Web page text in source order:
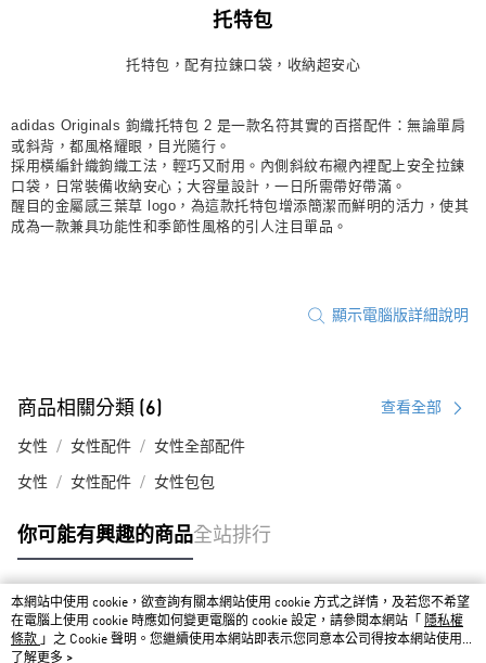
托特包
托特包，配有拉鍊口袋，收納超安心
adidas Originals 鉤織托特包 2 是一款名符其實的百搭配件：無論單肩
或斜背，都風格耀眼，目光隨行。
採用橫編針織鉤織工法，輕巧又耐用。內側斜紋布襯內裡配上安全拉鍊
口袋，日常裝備收納安心；大容量設計，一日所需帶好帶滿。
醒目的金屬感三葉草 logo，為這款托特包增添簡潔而鮮明的活力，使其
成為一款兼具功能性和季節性風格的引人注目單品。
顯示電腦版詳細說明
商品相關分類 (6) 查看全部
女性 女性配件 女性全部配件
女性 女性配件 女性包包
你可能有興趣的商品全站排行
熱門標籤
本網站中使用 cookie，欲查詢有關本網站使用 cookie 方式之詳情，及若您不希望
在電腦上使用 cookie 時應如何變更電腦的 cookie 設定，請參閱本網站「
隱私權
條款 」之 Cookie 聲明。您繼續使用本網站即表示您同意本公司得按本網站使用條
款之 Cookie 聲明使用 cookie。
了解更多 >